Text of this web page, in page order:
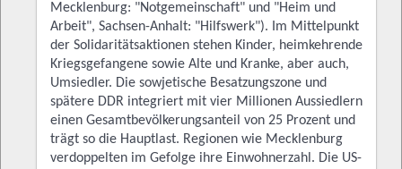
Mecklenburg: "Notgemeinschaft" und "Heim und
Arbeit", Sachsen-Anhalt: "Hilfswerk"). Im Mittelpunkt
der Solidaritätsaktionen stehen Kinder, heimkehrende
Kriegsgefangene sowie Alte und Kranke, aber auch,
Umsiedler. Die sowjetische Besatzungszone und
spätere DDR integriert mit vier Millionen Aussiedlern
einen Gesamtbevölkerungsanteil von 25 Prozent und
trägt so die Hauptlast. Regionen wie Mecklenburg
verdoppelten im Gefolge ihre Einwohnerzahl. Die US-